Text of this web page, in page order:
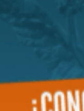
Metropolitana de
sabor, cultura y
líderes de más de
Redexis activan la
dio a conocer los